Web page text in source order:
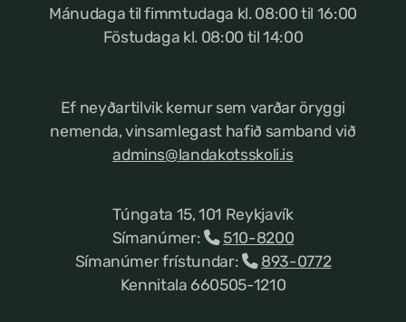
Mánudaga til fimmtudaga kl. 08:00 til 16:00
Föstudaga kl. 08:00 til 14:00
Ef neyðartilvik kemur sem varðar öryggi
nemenda, vinsamlegast hafið samband við
admins@landakotsskoli.is
Túngata 15, 101 Reykjavík
Símanúmer:
510-8200
Símanúmer frístundar:
893-0772
Kennitala 660505-1210